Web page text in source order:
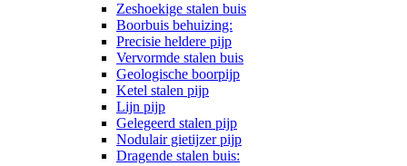
Zeshoekige stalen buis
Boorbuis behuizing:
Precisie heldere pijp
Vervormde stalen buis
Geologische boorpijp
Ketel stalen pijp
Lijn pijp
Gelegeerd stalen pijp
Nodulair gietijzer pijp
Dragende stalen buis: